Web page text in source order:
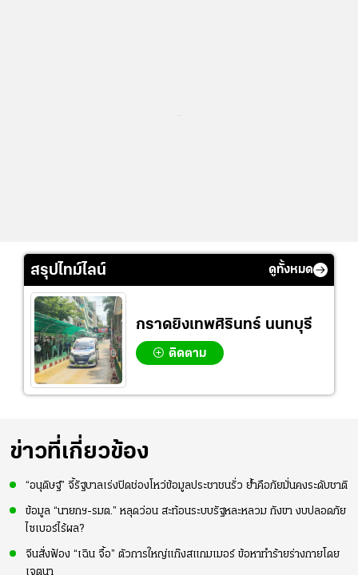
สรุปไทม์ไลน์ ดูทั้งหมด
กราดยิงเทพศิรินทร์ นนทบุรี
ติดตาม
ข่าวที่เกี่ยวข้อง
“อนุดิษฐ์” จี้รัฐบาลเร่งปิดช่องโหว่ข้อมูลประชาชนรั่ว ย้ำคือภัยมั่นคงระดับชาติ
ข้อมูล “นายกฯ-รมต.” หลุดว่อน สะท้อนระบบรัฐหละหลวม กังขา งบปลอดภัย
ไซเบอร์ไร้ผล?
จีนสั่งฟ้อง “เฉิน จื้อ” ตัวการใหญ่แก๊งสแกมเมอร์ ข้อหาทำร้ายร่างกายโดย
เจตนา